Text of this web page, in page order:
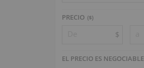
PRECIO ($)
$
EL PRECIO ES NEGOCIABLE